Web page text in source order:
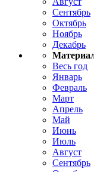
Сентябрь
Октябрь
Ноябрь
Декабрь
Весь год
Январь
Февраль
Март
Апрель
Май
Июнь
Июль
Август
Сентябрь